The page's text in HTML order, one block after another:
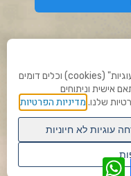
פרטיות
WhatsApp
לידיעתכם, באתר זה נעשה שימוש ב"קבצי עוגיות" (cookies) וכלים דומים
אישית וניתוחים
שלנו. מדיניות הפרטיות
עוגיות לא חיוניות